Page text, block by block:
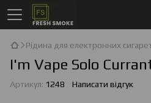
Рідина для електронних
I'm Vape Solo
Артикул: 1248 Написати відгук